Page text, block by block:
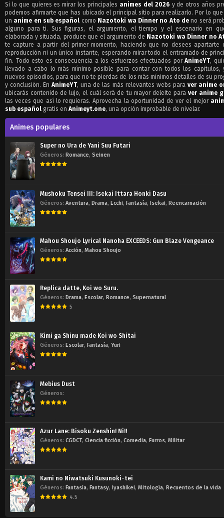
Si lo que quieres es mirar los principales animes del 2026 y de otros años
podemos afirmarte que has ubicado el principal sitio para realizarlo. Por lo que
un anime en sub español como Nazotoki wa Dinner no Ato deno será
alguno para ti. Sus figuras, el argumento, el tiempo y el escenario en
elaborada y situada, produce que el argumento de Nazotoki wa Dinner no
te capture a partir del primer momento, haciendo que no desees apartarte
reproducción ni un único instante, esperando mirar todo el entramado de
fin. Todo esto es consecuencia a los esfuerzos efectuados por AnimeYT,
llevado a cabo lo más mínimo posible para contar con todos los capítulos,
nuevos episodios, para que no te pierdas de los más mínimos detalles de su
y conclusión. EnAnimeYT, una de las más relevantes webs para ver anime
ubicarás contenido de lujo, el cuál será de tu mayor deleite para ver anime
las veces que así lo requieras. Aprovecha la oportunidad de ver el mejor
sub español gratis en Animeyt.one, una opción improbable de nivelar.
Animes populares
Super no Ura de Yani Suu Futari
Géneros: Romance, Seinen
Mushoku Tensei III: Isekai Ittara Honki Dasu
Géneros: Aventura, Drama, Ecchi, Fantasía, Isekai, Reencarnación
Mahou Shoujo Lyrical Nanoha EXCEEDS: Gun Blaze Vengeance
Géneros: Acción, Mahou Shoujo
Replica datte, Koi wo Suru.
Géneros: Drama, Escolar, Romance, Supernatural
5
Kimi ga Shinu made Koi wo Shitai
Géneros: Escolar, Fantasía, Yuri
Mebius Dust
Géneros:
Azur Lane: Bisoku Zenshin! Ni!!
Géneros: CGDCT, Ciencia ficción, Comedia, Furros, Militar
Kami no Niwatsuki Kusunoki-tei
Géneros: Fantasía, Fantasy, Iyashikei, Mitología, Recuentos de la vida
4.5